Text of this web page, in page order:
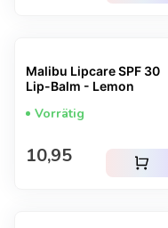
Malibu Lipcare SPF 30
Lip-Balm - Lemon
Vorrätig
Regulärer Preis
10,95 shopping_cart